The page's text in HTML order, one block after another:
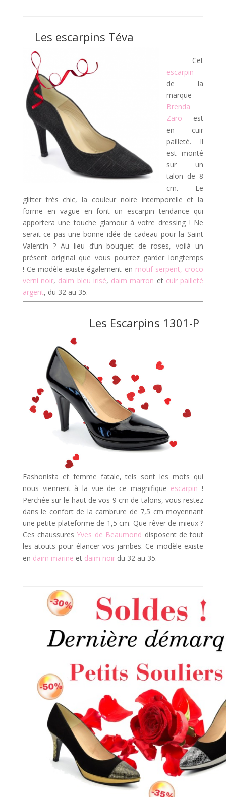
Les escarpins Téva
Cet
escarpin
de la
marque
Brenda
Zaro est
en cuir
pailleté. Il
est monté
sur un
talon de 8
cm. Le
glitter très chic, la couleur noire intemporelle et la
forme en vague en font un escarpin tendance qui
apportera une touche glamour à votre dressing ! Ne
serait-ce pas une bonne idée de cadeau pour la Saint
Valentin ? Au lieu d’un bouquet de roses, voilà un
présent original que vous pourrez garder longtemps
! Ce modèle existe également en motif serpent, croco
verni noir, daim bleu irisé, daim marron etcuir pailleté
argent, du 32 au 35.
Les Escarpins 1301-P
Fashonista et femme fatale, tels sont les mots qui
nous viennent à la vue de ce magnifique escarpin !
Perchée sur le haut de vos 9 cm de talons, vous restez
dans le confort de la cambrure de 7,5 cm moyennant
une petite plateforme de 1,5 cm. Que rêver de mieux ?
Ces chaussures Yves de Beaumond disposent de tout
les atouts pour élancer vos jambes. Ce modèle existe
en daim marine et daim noirdu 32 au 35.